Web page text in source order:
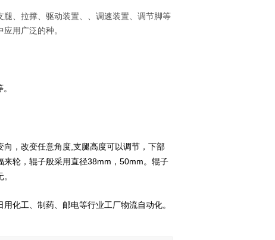
、拉撑、驱动装置、、调速装置、调节脚等
用广泛的种。
向，改变任意角度 支腿高度可以调节，下部
来轮，辊子般采用直径38mm ， 50mm。辊子
化工、制药、邮电等行业工厂物流自动化。